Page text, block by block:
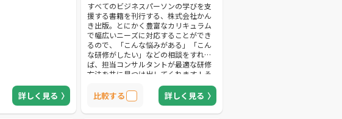
詳しく見る
すべてのビジネスパーソンの学びを支
援する書籍を刊行する、株式会社かん
き出版。とにかく豊富なカリキュラム
で幅広いニーズに対応することができ
るので、「こんな悩みがある」「こん
な研修がしたい」などの相談をすれ
ば、担当コンサルタントが最適な研修
方法を共に見つけ出してくれます！そ
して、大きな特徴と言えるのが、出版
社ならではのサービスで、書籍の著者
を中心とした講師をコーディネートし
てもらえる事でしょう！40年以上にわ
比較する 詳しく見る